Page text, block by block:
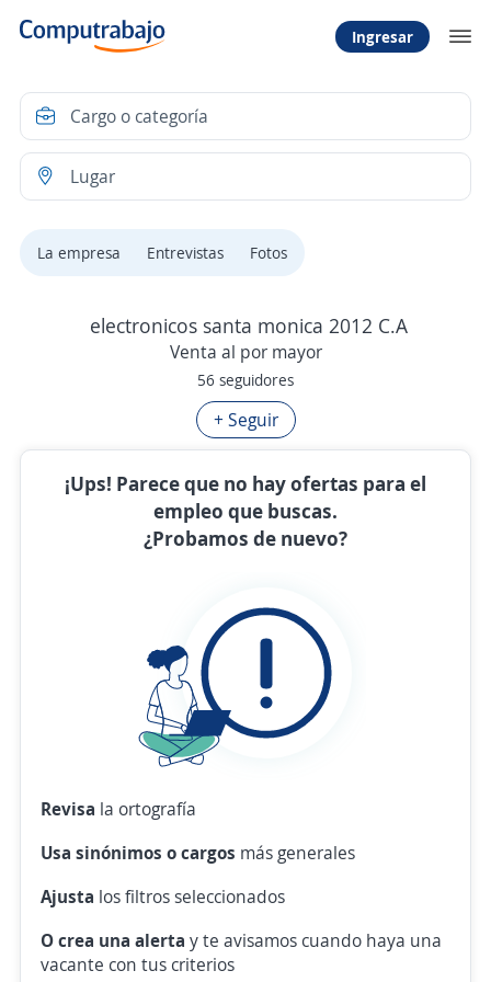
Ingresar
La empresa Entrevistas Fotos
electronicos santa monica 2012 C.A
Venta al por mayor
56 seguidores
+ Seguir
¡Ups! Parece que no hay ofertas para el
empleo que buscas.
¿Probamos de nuevo?
Revisa la ortografía
Usa sinónimos o cargos más generales
Ajusta los filtros seleccionados
O crea una alerta y te avisamos cuando haya una
vacante con tus criterios